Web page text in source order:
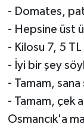
- Domates,
- Hepsine üst
- Kilosu 7, 5 TL
- İyi bir şey
- Tamam,
- Tamam, çek
Osmancık'a